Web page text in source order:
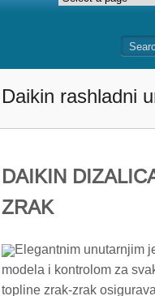
Daikin rashladni
DAIKIN
ZRAK
Elegantnim unutarnjim
modela i kontrolom za
topline zrak-zrak